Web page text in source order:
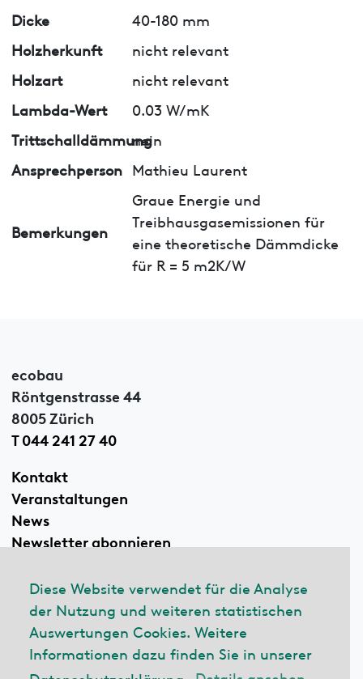
Diese Website verwendet für die Analyse
der Nutzung und weiteren statistischen
Auswertungen Cookies. Weitere
Informationen dazu finden Sie in unserer
Dicke
40-180 mm
Holzherkunft
nicht relevant
Holzart
nicht relevant
Lambda-Wert
0.03 W/mK
Trittschalldämmung
nein
Ansprechperson Mathieu Laurent
Bemerkungen
Graue Energie und
Treibhausgasemissionen für
eine theoretische Dämmdicke
für R = 5 m2K/W
ecobau
Röntgenstrasse 44
8005 Zürich
T 044 241 27 40
Kontakt
Veranstaltungen
News
Newsletter abonnieren
Linkedin